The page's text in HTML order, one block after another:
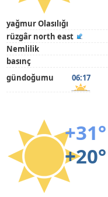
yağmur Olasılığı
rüzgâr north east
Nemlilik
basınç
gündoğumu
06:17
+31°
+20°